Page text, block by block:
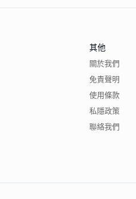
其他
關於我們
免責聲明
使用條款
私隱政策
聯絡我們